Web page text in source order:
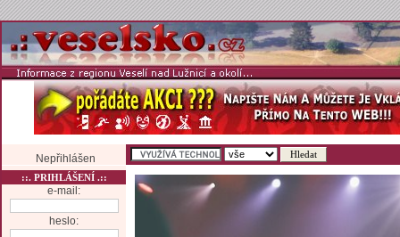
Nepřihlášen
::. PRIHLÁŠENÍ .::
e-mail:
heslo: